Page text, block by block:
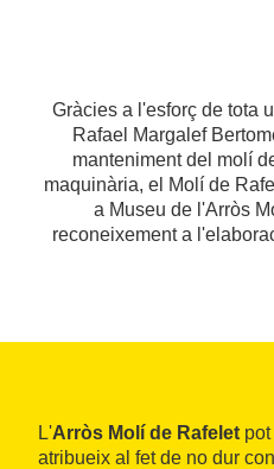
Gràcies a l'esforç de tota
Rafael Margalef
manteniment del molí
maquinària, el Molí de
a Museu de l'Arròs
reconeixement a
L'Arròs Molí de Rafelet
atribueix al fet de no dur